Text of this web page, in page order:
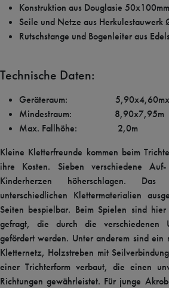
Konstruktion aus Douglasie
Seile und Netze aus Herkulestauwerk
Rutschstange und Bogenleiter aus
Technische Daten:
Geräteraum:
Mindestraum: 8,90x7,95m
Max. Fallhöhe: 2,0m
Kleine Kletterfreunde kommen beim
ihre Kosten. Sieben verschiedene
Kinderherzen höherschlagen.
unterschiedlichen Klettermaterialien
Seiten bespielbar. Beim Spielen sind
gefragt, die durch die verschiedenen
gefördert werden. Unter anderem sind ein
Kletternetz, Holzstreben mit
einer Trichterform verbaut, die einen
Richtungen gewährleistet. Für junge